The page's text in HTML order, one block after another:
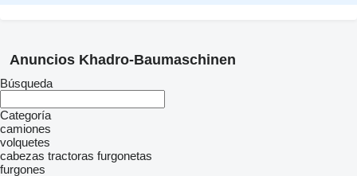
Anuncios Khadro-Baumaschinen
Búsqueda
Categoría
camiones
volquetes
cabezas tractoras furgonetas
furgones